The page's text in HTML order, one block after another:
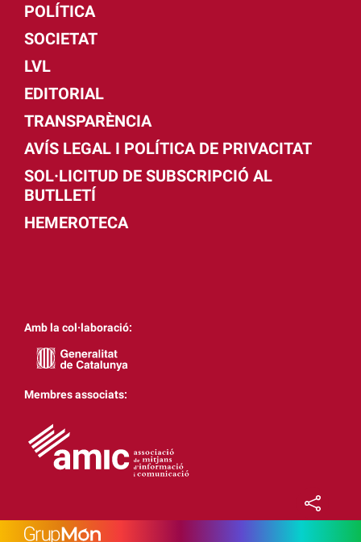
POLÍTICA
SOCIETAT
LVL
EDITORIAL
TRANSPARÈNCIA
AVÍS LEGAL I POLÍTICA DE PRIVACITAT
SOL·LICITUD DE SUBSCRIPCIÓ AL
BUTLLETÍ
HEMEROTECA
Amb la col·laboració:
Membres associats: